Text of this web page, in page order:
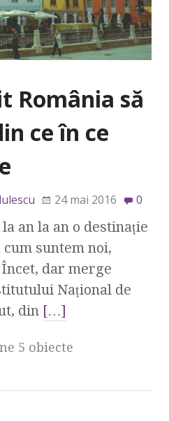
România să
ce în ce
24 mai 2016 0
an la an o destinaţie
suntem noi,
dar merge
Naţional de
din […]
5 obiecte